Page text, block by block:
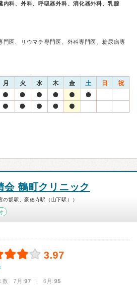
内科、外科、呼吸器外科、消化器外科、乳腺
門医、リウマチ専門医、外科専門医、糖尿病専
月 火 水 木 金 土 日 祝
会 鶴町クリニック
坂駅、豪徳寺駅（山下駅））
3.97
数 7月:97 | 6月:95